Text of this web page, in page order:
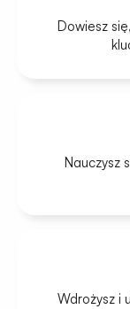
Dowiesz
Nauczysz
Wdrożysz i